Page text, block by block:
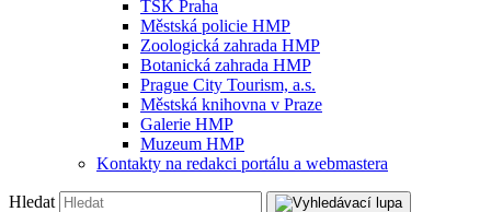
TSK Praha
Městská policie HMP
Zoologická zahrada HMP
Botanická zahrada HMP
Prague City Tourism, a.s.
Městská knihovna v Praze
Galerie HMP
Muzeum HMP
Kontakty na redakci portálu a webmastera
Hledat